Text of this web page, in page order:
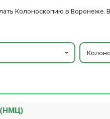
Колоноскопию в
(НМЦ)